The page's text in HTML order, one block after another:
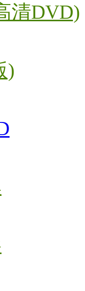
清DVD)
)